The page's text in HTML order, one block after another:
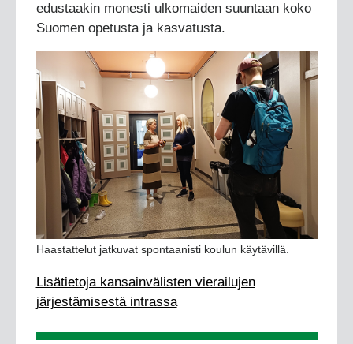
edustaakin monesti ulkomaiden suuntaan koko
Suomen opetusta ja kasvatusta.
Haastattelut jatkuvat spontaanisti koulun käytävillä.
Lisätietoja kansainvälisten vierailujen
järjestämisestä intrassa